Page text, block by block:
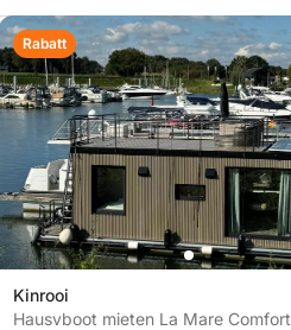
Kinrooi
Hausvboot mieten La Mare Comfort
Rabatt